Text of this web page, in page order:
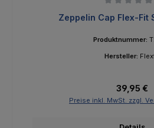
Durchschnittliche Bewertung von
Zeppelin Cap Flex-Fit
Produktnummer:
Hersteller:
Regulärer
39,95 €
Preise inkl. MwSt. zzgl.